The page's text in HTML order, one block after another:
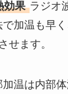
効果 ラジオ
加温も早
せます。
加温は内部